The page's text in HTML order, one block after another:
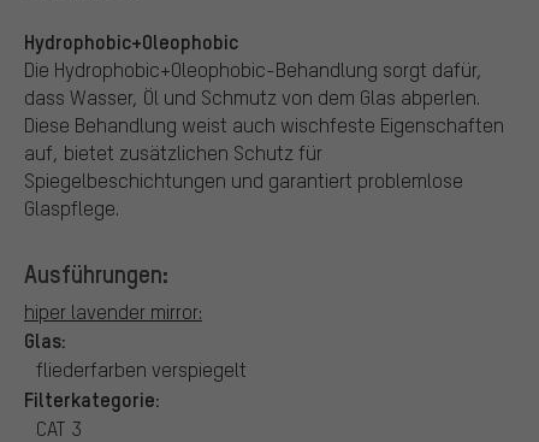
Hydrophobic+Oleophobic
Die Hydrophobic+Oleophobic-Behandlung sorgt dafür,
dass Wasser, Öl und Schmutz von dem Glas abperlen.
Diese Behandlung weist auch wischfeste Eigenschaften
auf, bietet zusätzlichen Schutz für
Spiegelbeschichtungen und garantiert problemlose
Glaspflege.
Ausführungen:
hiper lavender mirror:
Glas:
fliederfarben verspiegelt
Filterkategorie:
CAT 3